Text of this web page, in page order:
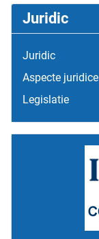
Juridic
Juridic
Aspecte juridice
Legislatie